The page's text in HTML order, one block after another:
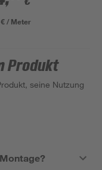
mm
/ Meter
Produkt
seine Nutzung